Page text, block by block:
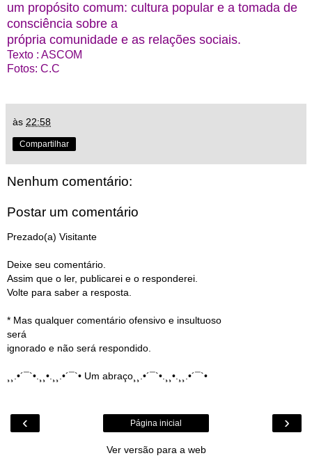
um propósito comum: cultura popular e a tomada de
consciência sobre a
própria comunidade e as relações sociais.
Texto : ASCOM
Fotos: C.C
às 22:58
Compartilhar
Nenhum comentário:
Postar um comentário
Prezado(a) Visitante
Deixe seu comentário.
Assim que o ler, publicarei e o responderei.
Volte para saber a resposta.
* Mas qualquer comentário ofensivo e insultuoso
será
ignorado e não será respondido.
¸¸.•´¯`•.¸¸•.¸¸.•´¯`• Um abraço¸¸.•´¯`•.¸¸•.¸¸.•´¯`•
‹ ›
Página inicial
Ver versão para a web